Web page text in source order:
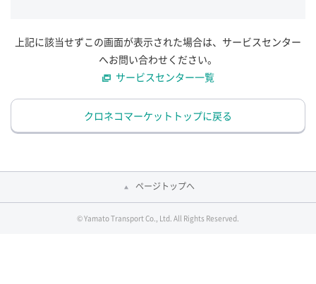
上記に該当せずこの画面が表示された場合は、サービスセンター
へお問い合わせください。
サービスセンター一覧
クロネコマーケットトップに戻る
ページトップへ
© Yamato Transport Co., Ltd. All Rights Reserved.